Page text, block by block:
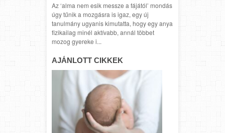
Az ‘alma nem esik messze a fájától’ mondás
úgy tűnik a mozgásra is igaz, egy új
tanulmány ugyanis kimutatta, hogy egy anya
fizikailag minél aktívabb, annál többet
mozog gyereke i...
AJÁNLOTT CIKKEK